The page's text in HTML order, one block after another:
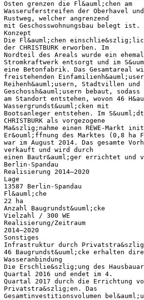
Osten grenzen die Fl&auml;chen am
Wasseruferstreifen der Oberhavel und
Rustweg, welcher angrenzend
mit Geschosswohnungsbau belegt ist.
Konzept
Die Fl&auml;chen
der CHRISTBURK erworben. Im
Nordteil des Areals wurde ein
Stromkraftwerk entsorgt und im
eine Betonfabrik. Das Gesamtareal
freistehenden
Reihenh&auml;usern, Stadtvillen und
Geschossh&auml;usern bebaut, sodass
am Standort entstehen, wovon 46
Wassergrundst&uuml;cken mit
Bootsanleger entstehen. Im
CHRISTBURK als vorgezogene
Ma&szlig;nahme einen REWE-Markt
Er&ouml;ffnung des Marktes (0,8 ha
war im August 2014. Das gesamte
verkauft und wird durch
einen Bautr&auml;ger errichtet und
Berlin-Spandau
Realisierung 2014–2020
Lage
13587 Berlin-Spandau
Fl&auml;che
22 ha
Anzahl Baugrundst&uuml;cke
Vielzahl / 300 WE
Realisierung/Zeitraum
2014–2020
Sonstiges
Infrastruktur durch
46 Baugrundst&uuml;cke erhalten
Wasseranbindung
Die Erschlie&szlig;ung des
Quartal 2016 und endet im 4.
Quartal 2017 durch die Errichtung
Privatstra&szlig;en. Das
Gesamtinvestitionsvolumen